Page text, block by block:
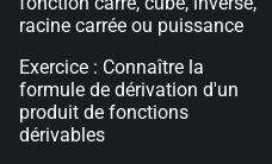
racine carrée ou puissance
Exercice : Connaître la
formule de dérivation d'un
produit de fonctions
dérivables